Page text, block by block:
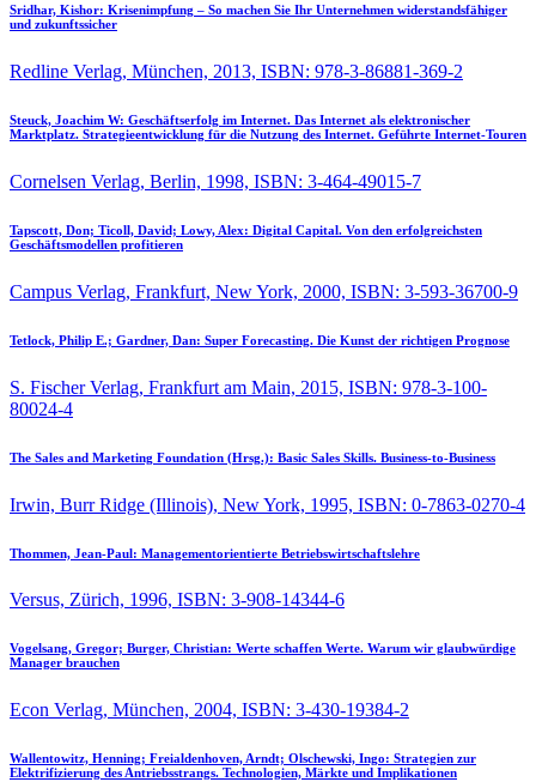
Sridhar, Kishor: Krisenimpfung – So machen Sie Ihr Unternehmen widerstandsfähiger
und zukunftssicher
Redline Verlag, München, 2013, ISBN: 978-3-86881-369-2
Steuck, Joachim W: Geschäftserfolg im Internet. Das Internet als elektronischer
Marktplatz. Strategieentwicklung für die Nutzung des Internet. Geführte Internet-Touren
Cornelsen Verlag, Berlin, 1998, ISBN: 3-464-49015-7
Tapscott, Don; Ticoll, David; Lowy, Alex: Digital Capital. Von den erfolgreichsten
Geschäftsmodellen profitieren
Campus Verlag, Frankfurt, New York, 2000, ISBN: 3-593-36700-9
Tetlock, Philip E.; Gardner, Dan: Super Forecasting. Die Kunst der richtigen Prognose
S. Fischer Verlag, Frankfurt am Main, 2015, ISBN: 978-3-100-
80024-4
The Sales and Marketing Foundation (Hrsg.): Basic Sales Skills. Business-to-Business
Irwin, Burr Ridge (Illinois), New York, 1995, ISBN: 0-7863-0270-4
Thommen, Jean-Paul: Managementorientierte Betriebswirtschaftslehre
Versus, Zürich, 1996, ISBN: 3-908-14344-6
Vogelsang, Gregor; Burger, Christian: Werte schaffen Werte. Warum wir glaubwürdige
Manager brauchen
Econ Verlag, München, 2004, ISBN: 3-430-19384-2
Wallentowitz, Henning; Freialdenhoven, Arndt; Olschewski, Ingo: Strategien zur
Elektrifizierung des Antriebsstrangs. Technologien, Märkte und Implikationen